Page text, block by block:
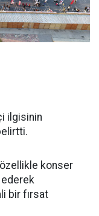
ilgisinin
özellikle konser
ederek
bir fırsat